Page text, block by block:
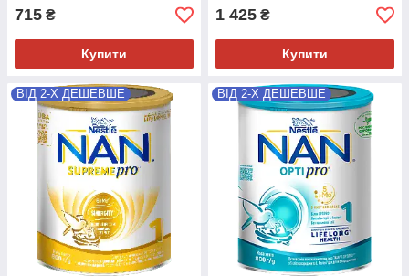
715 ₴
Купити
1 425 ₴
Купити
ВІД 2-Х ДЕШЕВШЕ ВІД 2-Х ДЕШЕВШЕ